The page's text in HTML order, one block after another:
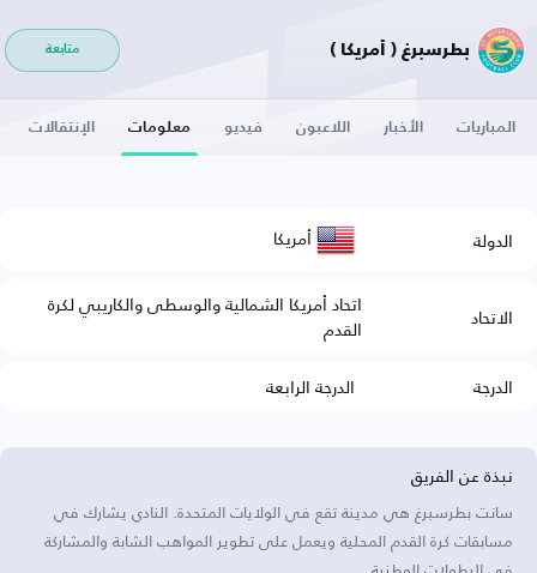
بطرسبرغ ( أمريكا ) متابعة
المباريات الأخبار اللاعبون فيديو معلومات الإنتقالات
الدولة أمريكا
الاتحاد اتحاد أمريكا الشمالية والوسطى والكاريبي لكرة
القدم
الدرجة
الدرجة الرابعة
نبذة عن الفريق
سانت بطرسبرغ هي مدينة تقع في الولايات المتحدة. النادي يشارك في
مسابقات كرة القدم المحلية ويعمل على تطوير المواهب الشابة والمشاركة